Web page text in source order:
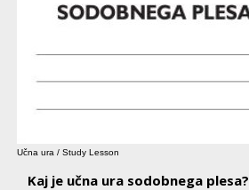
Učna ura / Study Lesson
Kaj je učna ura sodobnega plesa?